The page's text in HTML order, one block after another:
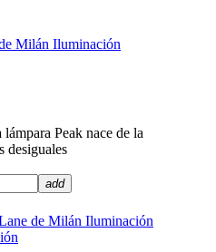
Peak nace de la
desiguales
add